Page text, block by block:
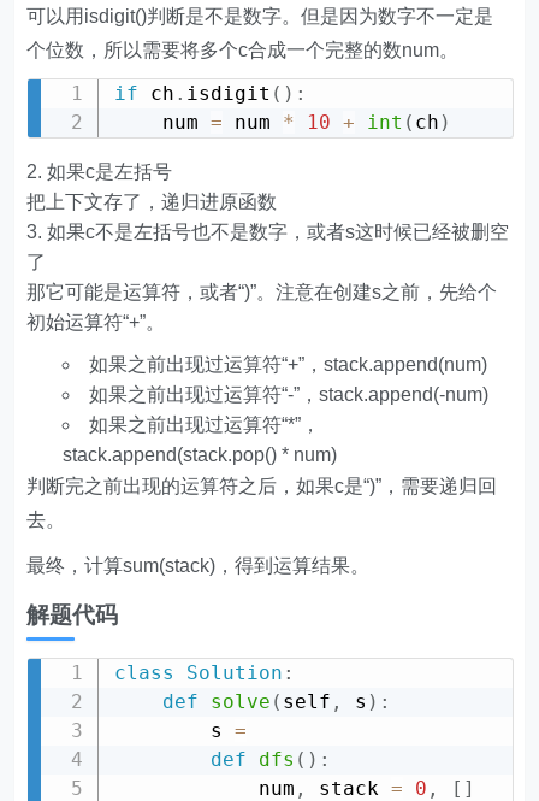
可以用isdigit()判断是不是数字。但是因为数字不一定是
个位数，所以需要将多个c合成一个完整的数num。
if ch . isdigit ( ) :
    num
= num * 10 + int ( ch )
如果c是左括号
把上下文存了，递归进原函数
如果c不是左括号也不是数字，或者s这时候已经被删空
了
那它可能是运算符，或者“)”。注意在创建s之前，先给个
初始运算符“+”。
如果之前出现过运算符“+”，stack.append(num)
如果之前出现过运算符“-”，stack.append(-num)
如果之前出现过运算符“*”，
stack.append(stack.pop() * num)
判断完之前出现的运算符之后，如果c是“)”，需要递归回
去。
最终，计算sum(stack)，得到运算结果。
解题代码
class Solution :
def
solve ( self , s ) :
        s
=
def
dfs ( ) :
            num
, stack = 0 , [ ]